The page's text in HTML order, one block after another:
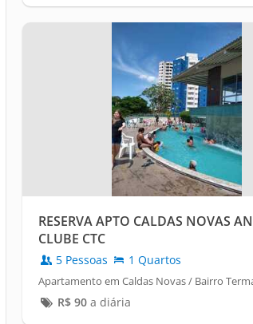
RESERVA APTO CALDAS NOVAS
CLUBE CTC
5 Pessoas 1 Quartos
Apartamento em Caldas Novas / Bairro
R$ 90a diária